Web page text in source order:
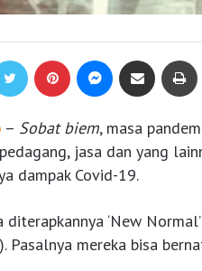
– Sobat biem, masa
jasa dan yang
dampak Covid-19.
diterapkannya ‘New
Pasalnya mereka bisa